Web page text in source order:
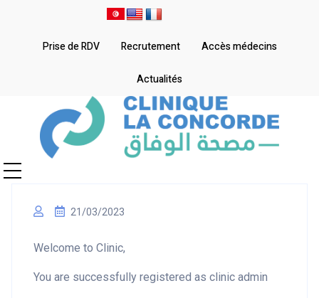
Prise de RDV Recrutement Accès médecins
Actualités
21/03/2023
Welcome to Clinic,
You are successfully registered as clinic admin